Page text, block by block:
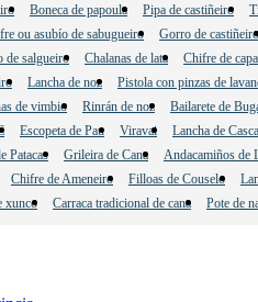
Boneca de papoula Pipa de castiñeiro
ou asubío de sabugueiro
Gorro de castiñeiro
de salgueiro Chalanas de lata
Chifre de
Lancha de noz
Pistola con pinzas de
de vimbio Rinrán de noz
Bailarete de
Escopeta de Pau Viravai
Lancha de
Patacas Grileira de Cana
Andacamiños de
Chifre de Ameneiro Filloas de Couselo
xunco Carraca tradicional de cana Pote de